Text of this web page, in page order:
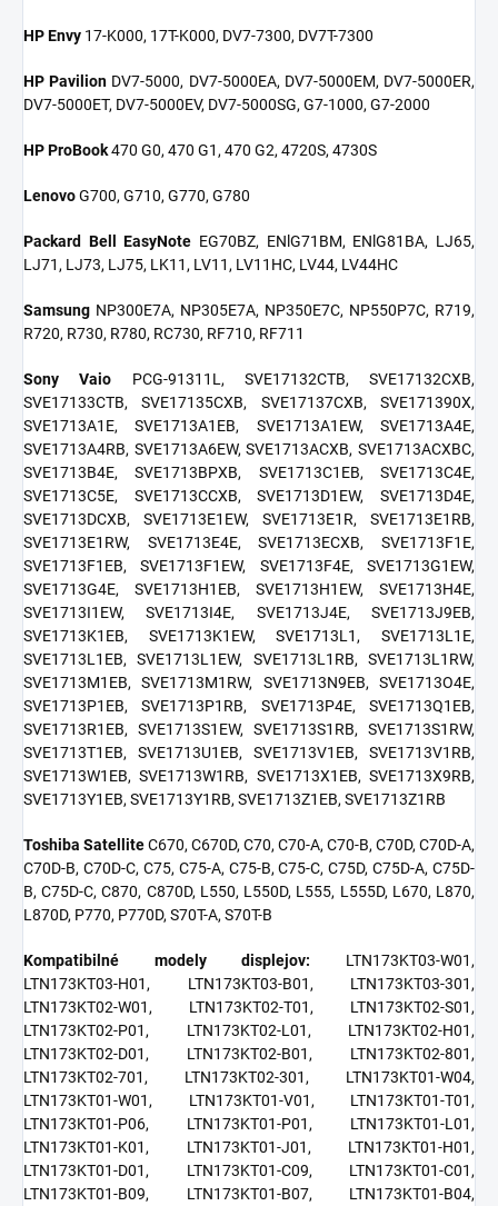
HP Envy 17-K000, 17T-K000, DV7-7300, DV7T-7300
HP Pavilion DV7-5000, DV7-5000EA, DV7-5000EM, DV7-5000ER,
DV7-5000ET, DV7-5000EV, DV7-5000SG, G7-1000, G7-2000
HP ProBook470 G0, 470 G1, 470 G2, 4720S, 4730S
LenovoG700, G710, G770, G780
Packard Bell EasyNote EG70BZ, ENlG71BM, ENlG81BA, LJ65,
LJ71, LJ73, LJ75, LK11, LV11, LV11HC, LV44, LV44HC
Samsung NP300E7A, NP305E7A, NP350E7C, NP550P7C, R719,
R720, R730, R780, RC730, RF710, RF711
Sony Vaio PCG-91311L, SVE17132CTB, SVE17132CXB,
SVE17133CTB, SVE17135CXB, SVE17137CXB, SVE171390X,
SVE1713A1E, SVE1713A1EB, SVE1713A1EW, SVE1713A4E,
SVE1713A4RB, SVE1713A6EW, SVE1713ACXB, SVE1713ACXBC,
SVE1713B4E, SVE1713BPXB, SVE1713C1EB, SVE1713C4E,
SVE1713C5E, SVE1713CCXB, SVE1713D1EW, SVE1713D4E,
SVE1713DCXB, SVE1713E1EW, SVE1713E1R, SVE1713E1RB,
SVE1713E1RW, SVE1713E4E, SVE1713ECXB, SVE1713F1E,
SVE1713F1EB, SVE1713F1EW, SVE1713F4E, SVE1713G1EW,
SVE1713G4E, SVE1713H1EB, SVE1713H1EW, SVE1713H4E,
SVE1713I1EW, SVE1713I4E, SVE1713J4E, SVE1713J9EB,
SVE1713K1EB, SVE1713K1EW, SVE1713L1, SVE1713L1E,
SVE1713L1EB, SVE1713L1EW, SVE1713L1RB, SVE1713L1RW,
SVE1713M1EB, SVE1713M1RW, SVE1713N9EB, SVE1713O4E,
SVE1713P1EB, SVE1713P1RB, SVE1713P4E, SVE1713Q1EB,
SVE1713R1EB, SVE1713S1EW, SVE1713S1RB, SVE1713S1RW,
SVE1713T1EB, SVE1713U1EB, SVE1713V1EB, SVE1713V1RB,
SVE1713W1EB, SVE1713W1RB, SVE1713X1EB, SVE1713X9RB,
SVE1713Y1EB, SVE1713Y1RB, SVE1713Z1EB, SVE1713Z1RB
Toshiba SatelliteC670, C670D, C70, C70-A, C70-B, C70D, C70D-A,
C70D-B, C70D-C, C75, C75-A, C75-B, C75-C, C75D, C75D-A, C75D-
B, C75D-C, C870, C870D, L550, L550D, L555, L555D, L670, L870,
L870D, P770, P770D, S70T-A, S70T-B
Kompatibilné modely displejov:
LTN173KT03-W01,
LTN173KT03-H01, LTN173KT03-B01, LTN173KT03-301,
LTN173KT02-W01, LTN173KT02-T01, LTN173KT02-S01,
LTN173KT02-P01, LTN173KT02-L01, LTN173KT02-H01,
LTN173KT02-D01, LTN173KT02-B01, LTN173KT02-801,
LTN173KT02-701, LTN173KT02-301, LTN173KT01-W04,
LTN173KT01-W01, LTN173KT01-V01, LTN173KT01-T01,
LTN173KT01-P06, LTN173KT01-P01, LTN173KT01-L01,
LTN173KT01-K01, LTN173KT01-J01, LTN173KT01-H01,
LTN173KT01-D01, LTN173KT01-C09, LTN173KT01-C01,
LTN173KT01-B09, LTN173KT01-B07, LTN173KT01-B04,